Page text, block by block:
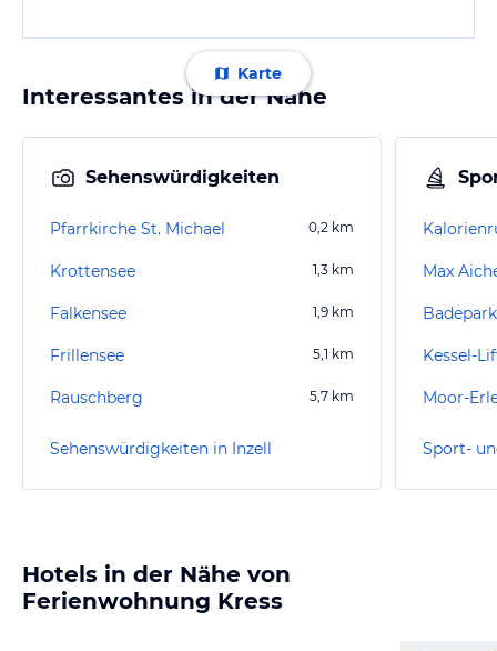
Karte
Interessantes in der Nähe
Sehenswürdigkeiten
Pfarrkirche St. Michael 0,2 km
Krottensee 1,3 km
Falkensee 1,9 km
Frillensee 5,1 km
Rauschberg 5,7 km
Sehenswürdigkeiten in Inzell
Max
Kessel-
Moor-
Sport-
Hotels in der Nähe von
Ferienwohnung Kress